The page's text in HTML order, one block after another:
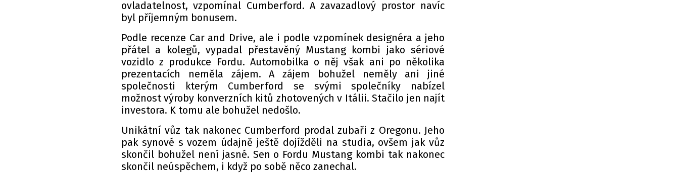
ovladatelnost, vzpomínal Cumberford. A zavazadlový prostor navíc
byl příjemným bonusem.
Podle recenze Car and Drive, ale i podle vzpomínek designéra a jeho
přátel a kolegů, vypadal přestavěný Mustang kombi jako sériové
vozidlo z produkce Fordu. Automobilka o něj však ani po několika
prezentacích neměla zájem. A zájem bohužel neměly ani jiné
společnosti kterým Cumberford se svými společníky nabízel
možnost výroby konverzních kitů zhotovených v Itálii. Stačilo jen najít
investora. K tomu ale bohužel nedošlo.
Unikátní vůz tak nakonec Cumberford prodal zubaři z Oregonu. Jeho
pak synové s vozem údajně ještě dojížděli na studia, ovšem jak vůz
skončil bohužel není jasné. Sen o Fordu Mustang kombi tak nakonec
skončil neúspěchem, i když po sobě něco zanechal.